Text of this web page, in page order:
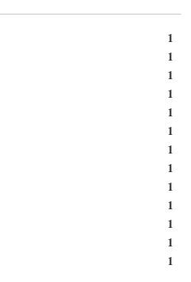
1
1
1
1
1
1
1
1
1
1
1
1
1